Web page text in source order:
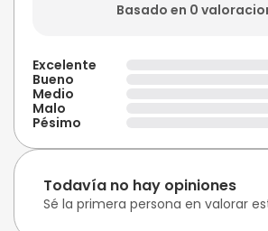
Basado en 0
Excelente
Bueno
Medio
Malo
Pésimo
Todavía no hay opiniones
Sé la primera persona en valorar